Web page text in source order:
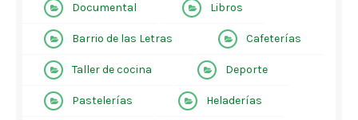
Documental Libros
Barrio de las Letras Cafeterías
Taller de cocina Deporte
Pastelerías Heladerías